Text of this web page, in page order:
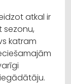
atkal ir
sezonu,
katram